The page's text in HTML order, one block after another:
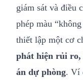
giám sát và điều
phép màu
thiết lập một cơ
phát hiện rủi ro,
án dự phòng. Ví